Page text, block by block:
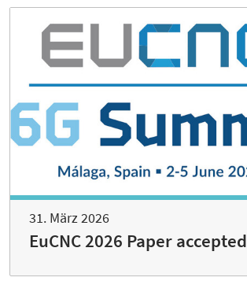
31. März 2026
EuCNC 2026 Paper accepted